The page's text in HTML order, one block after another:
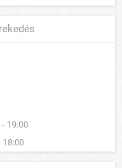
19:00
18:00